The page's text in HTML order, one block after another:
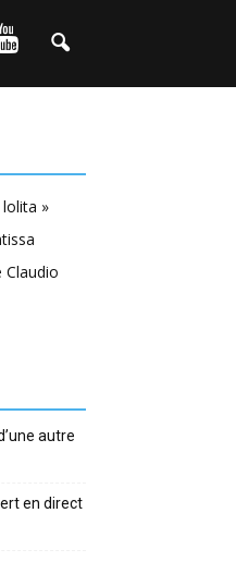
»
Claudio
autre
en direct